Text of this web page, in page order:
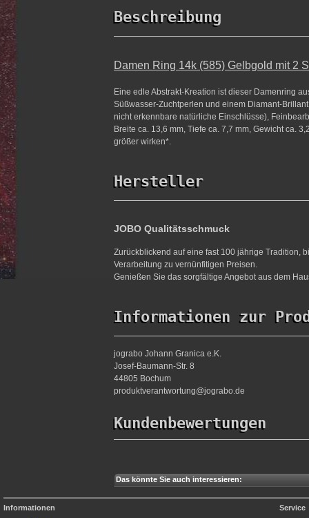
Beschreibung
Damen Ring 14k (585) Gelbgold mit 2
Eine edle Abstrakt-Kreation ist dieser Damenring
Süßwasser-Zuchtperlen und einem Diamant-
nicht erkennbare natürliche Einschlüsse),
Breite ca. 13,6 mm, Tiefe ca. 7,7 mm, Gewicht ca.
größer wirken*.
Hersteller
JOBO Qualitätsschmuck
Zurückblickend auf eine fast 100 jährige Tradition,
Verarbeitung zu vernünfitigen Preisen.
Genießen Sie das sorgfältige Angebot aus dem
Informationen zur
jograbo Johann Granica e.K.
Josef-Baumann-Str. 8
44805 Bochum
produktverantwortung@jograbo.de
Kundenbewertungen
Das könnte Sie auch interessieren:
Informationen
Service